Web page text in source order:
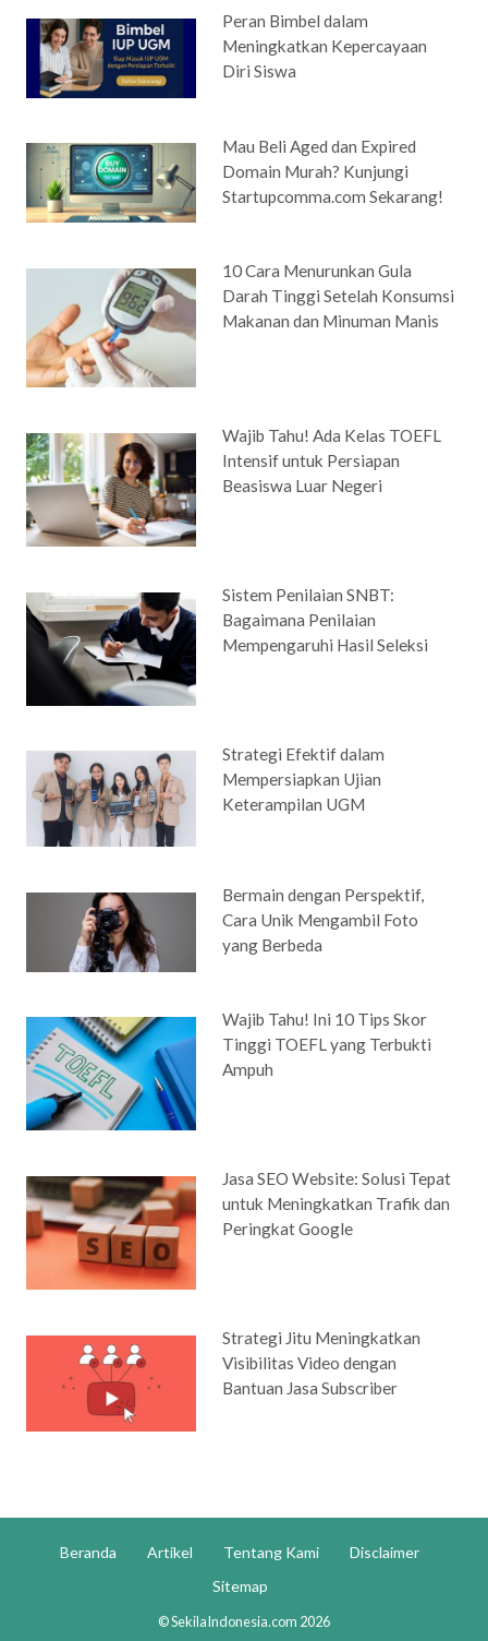
Peran Bimbel dalam
Meningkatkan Kepercayaan
Diri Siswa
Mau Beli Aged dan Expired
Domain Murah? Kunjungi
Startupcomma.com Sekarang!
10 Cara Menurunkan Gula
Darah Tinggi Setelah Konsumsi
Makanan dan Minuman Manis
Wajib Tahu! Ada Kelas TOEFL
Intensif untuk Persiapan
Beasiswa Luar Negeri
Sistem Penilaian SNBT:
Bagaimana Penilaian
Mempengaruhi Hasil Seleksi
Strategi Efektif dalam
Mempersiapkan Ujian
Keterampilan UGM
Bermain dengan Perspektif,
Cara Unik Mengambil Foto
yang Berbeda
Wajib Tahu! Ini 10 Tips Skor
Tinggi TOEFL yang Terbukti
Ampuh
Jasa SEO Website: Solusi Tepat
untuk Meningkatkan Trafik dan
Peringkat Google
Strategi Jitu Meningkatkan
Visibilitas Video dengan
Bantuan Jasa Subscriber
Beranda Artikel Tentang Kami
Disclaimer
Sitemap
© SekilaIndonesia.com 2026